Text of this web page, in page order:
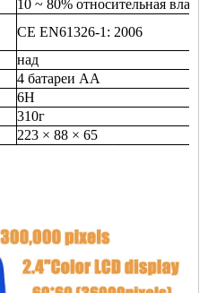
10 ~ 80% относительная
CE EN61326-1: 2006
над
4 батареи AA
6H
310г
223 × 88 × 65